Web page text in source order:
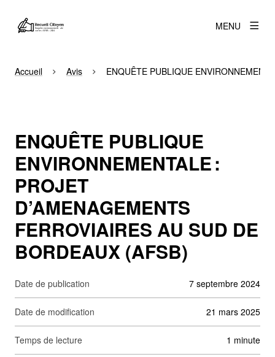
MENU
Accueil Avis ENQUÊTE PUBLIQUE
ENQUÊTE PUBLIQUE
ENVIRONNEMENTALE :
PROJET
D’AMENAGEMENTS
FERROVIAIRES AU SUD DE
BORDEAUX (AFSB)
Date de publication 7 septembre 2024
Date de modification 21 mars 2025
Temps de lecture 1 minute